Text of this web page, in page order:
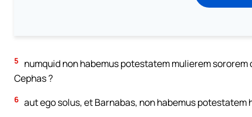
5
numquid non habemus potestatem mulierem
Cephas ?
6 aut ego solus, et Barnabas, non habemus potestatem